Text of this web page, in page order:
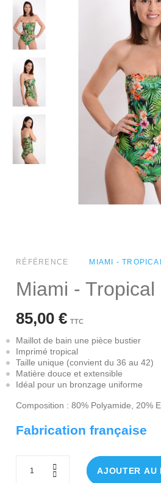
RÉFÉRENCE MIAMI -
Miami - Tropical
85,00 € TTC
Maillot de bain une pièce bustier
Imprimé tropical
Taille unique (convient du 36 au 42)
Matière douce et extensible
Idéal pour un bronzage uniforme
Composition : 80% Polyamide, 20%
Fabrication française
AJOUTER AU